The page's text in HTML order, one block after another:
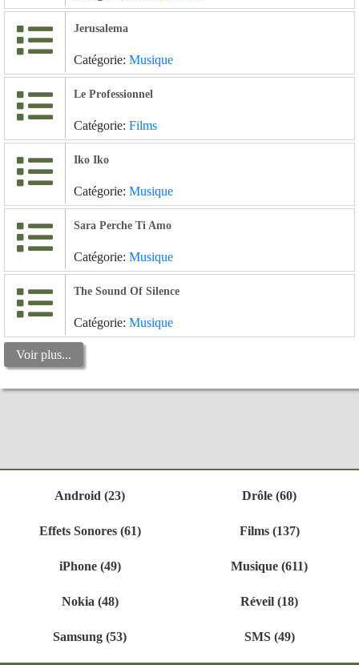
Jerusalema
Catégorie: Musique
Le Professionnel
Catégorie: Films
Iko Iko
Catégorie: Musique
Sara Perche Ti Amo
Catégorie: Musique
The Sound Of Silence
Catégorie: Musique
Voir plus...
Android (23) Drôle (60)
Effets Sonores (61) Films (137)
iPhone (49) Musique (611)
Nokia (48) Réveil (18)
Samsung (53) SMS (49)